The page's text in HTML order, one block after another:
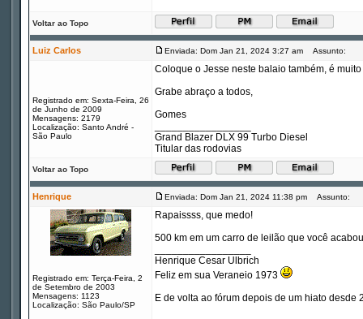
Voltar ao Topo
Luiz Carlos Enviada: Dom Jan 21, 2024 3:27 am Assunto:
Registrado em: Sexta-Feira, 26
de Junho de 2009
Mensagens: 2179
Localização: Santo André -
São Paulo
Coloque o Jesse neste balaio também, é
Grabe abraço a todos,
Gomes
Grand Blazer DLX 99 Turbo Diesel
Titular das rodovias
Voltar ao Topo
Henrique Enviada: Dom Jan 21, 2024 11:38 pm Assunto:
Registrado em: Terça-Feira, 2
de Setembro de 2003
Mensagens: 1123
Localização: São Paulo/SP
Rapaissss, que medo!
500 km em um carro de leilão que você
Henrique Cesar Ulbrich
Feliz em sua Veraneio 1973
E de volta ao fórum depois de um hiato desde